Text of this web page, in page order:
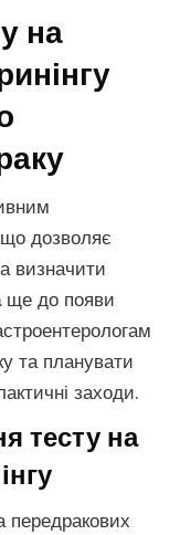
на
дозволяє
визначити
ще до появи
та планувати
заходи.
тесту на
передракових